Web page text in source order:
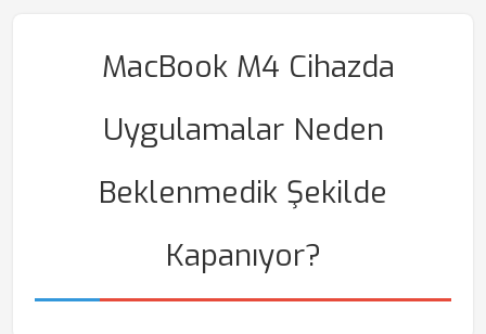
MacBook M4 Cihazda
Uygulamalar Neden
Beklenmedik Şekilde
Kapanıyor?